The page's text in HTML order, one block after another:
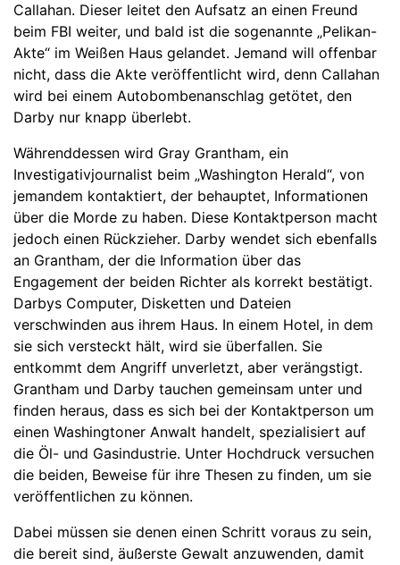
Callahan. Dieser leitet den Aufsatz an einen Freund
beim FBI weiter, und bald ist die sogenannte „Pelikan-
Akte“ im Weißen Haus gelandet. Jemand will offenbar
nicht, dass die Akte veröffentlicht wird, denn Callahan
wird bei einem Autobombenanschlag getötet, den
Darby nur knapp überlebt.
Währenddessen wird Gray Grantham, ein
Investigativjournalist beim „Washington Herald“, von
jemandem kontaktiert, der behauptet, Informationen
über die Morde zu haben. Diese Kontaktperson macht
jedoch einen Rückzieher. Darby wendet sich ebenfalls
an Grantham, der die Information über das
Engagement der beiden Richter als korrekt bestätigt.
Darbys Computer, Disketten und Dateien
verschwinden aus ihrem Haus. In einem Hotel, in dem
sie sich versteckt hält, wird sie überfallen. Sie
entkommt dem Angriff unverletzt, aber verängstigt.
Grantham und Darby tauchen gemeinsam unter und
finden heraus, dass es sich bei der Kontaktperson um
einen Washingtoner Anwalt handelt, spezialisiert auf
die Öl- und Gasindustrie. Unter Hochdruck versuchen
die beiden, Beweise für ihre Thesen zu finden, um sie
veröffentlichen zu können.
Dabei müssen sie denen einen Schritt voraus zu sein,
die bereit sind, äußerste Gewalt anzuwenden, damit